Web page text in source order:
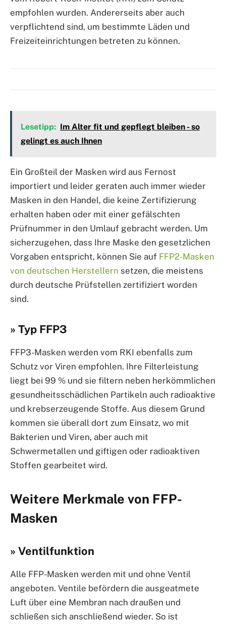
empfohlen wurden. Andererseits aber auch
verpflichtend sind, um bestimmte Läden und
Freizeiteinrichtungen betreten zu können.
Lesetipp: Im Alter fit und gepflegt bleiben - so
gelingt es auch Ihnen
Ein Großteil der Masken wird aus Fernost
importiert und leider geraten auch immer wieder
Masken in den Handel, die keine Zertifizierung
erhalten haben oder mit einer gefälschten
Prüfnummer in den Umlauf gebracht werden. Um
sicherzugehen, dass Ihre Maske den gesetzlichen
Vorgaben entspricht, können Sie auf FFP2-Masken
von deutschen Herstellern setzen, die meistens
durch deutsche Prüfstellen zertifiziert worden
sind.
» Typ FFP3
FFP3-Masken werden vom RKI ebenfalls zum
Schutz vor Viren empfohlen. Ihre Filterleistung
liegt bei 99 % und sie filtern neben herkömmlichen
gesundheitsschädlichen Partikeln auch radioaktive
und krebserzeugende Stoffe. Aus diesem Grund
kommen sie überall dort zum Einsatz, wo mit
Bakterien und Viren, aber auch mit
Schwermetallen und giftigen oder radioaktiven
Stoffen gearbeitet wird.
Weitere Merkmale von FFP-
Masken
» Ventilfunktion
Alle FFP-Masken werden mit und ohne Ventil
angeboten. Ventile befördern die ausgeatmete
Luft über eine Membran nach draußen und
schließen sich anschließend wieder. So ist